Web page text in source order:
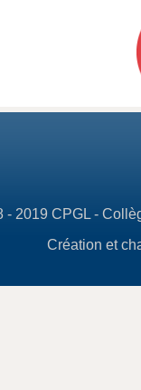
- 2019 CPGL -
Création et